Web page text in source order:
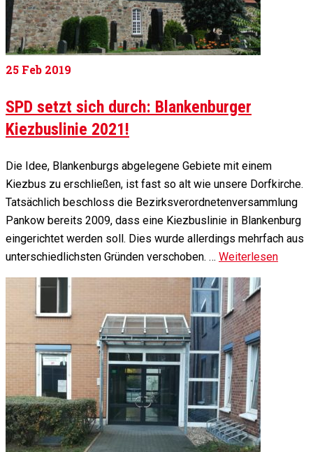
25 Feb 2019
SPD setzt sich durch: Blankenburger
Kiezbuslinie 2021!
Die Idee, Blankenburgs abgelegene Gebiete mit einem
Kiezbus zu erschließen, ist fast so alt wie unsere Dorfkirche.
Tatsächlich beschloss die Bezirksverordnetenversammlung
Pankow bereits 2009, dass eine Kiezbuslinie in Blankenburg
eingerichtet werden soll. Dies wurde allerdings mehrfach aus
unterschiedlichsten Gründen verschoben. … Weiterlesen